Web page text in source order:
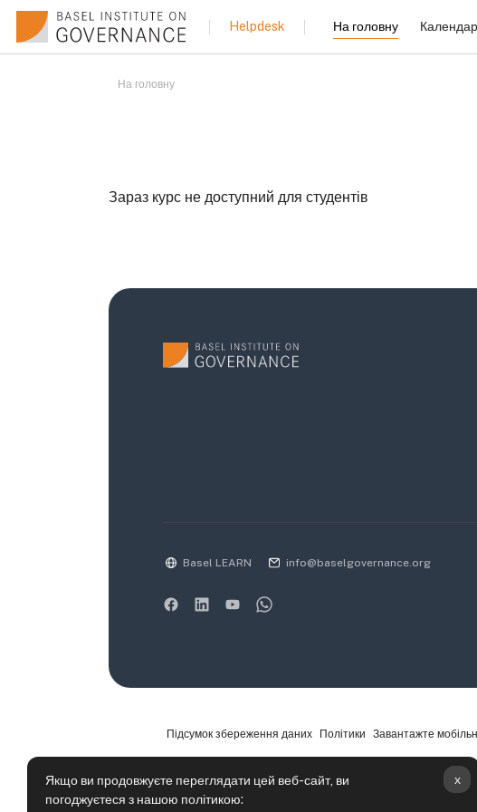
Перейти до головного вмісту
Якщо ви продовжуєте переглядати цей веб-сайт, ви
погоджуєтеся з нашою політикою:
x
Helpdesk На головну Календар
На головну
Зараз курс не доступний для студентів
Basel LEARN info@baselgovernance.org
Підсумок збереження даних Політики Завантажте